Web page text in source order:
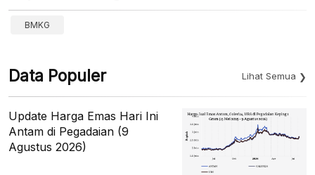
BMKG
Data Populer Lihat Semua
Update Harga Emas Hari Ini
Antam di Pegadaian (9
Agustus 2026)